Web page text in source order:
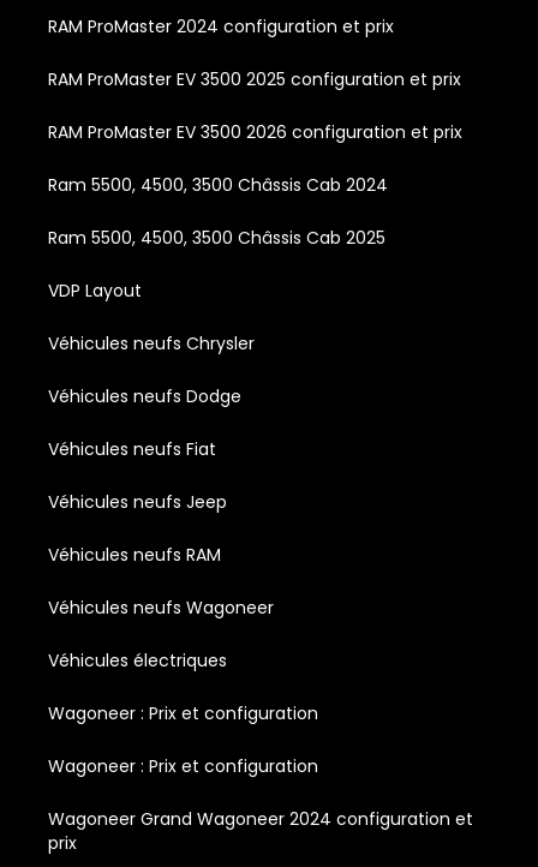
RAM ProMaster 2024 configuration et prix
RAM ProMaster EV 3500 2025 configuration et prix
RAM ProMaster EV 3500 2026 configuration et prix
Ram 5500, 4500, 3500 Châssis Cab 2024
Ram 5500, 4500, 3500 Châssis Cab 2025
VDP Layout
Véhicules neufs Chrysler
Véhicules neufs Dodge
Véhicules neufs Fiat
Véhicules neufs Jeep
Véhicules neufs RAM
Véhicules neufs Wagoneer
Véhicules électriques
Wagoneer : Prix et configuration
Wagoneer : Prix et configuration
Wagoneer Grand Wagoneer 2024 configuration et
prix